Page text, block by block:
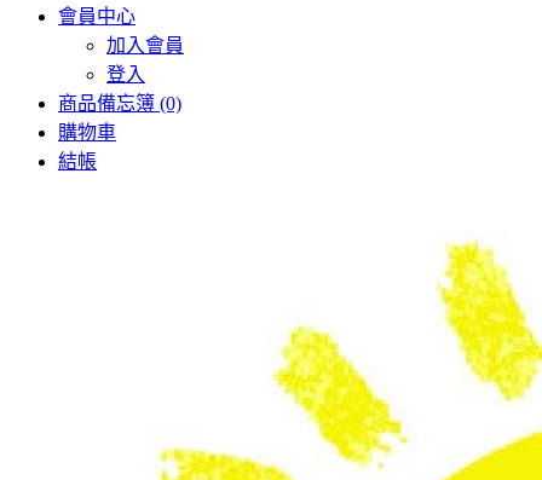
會員中心
加入會員
登入
商品備忘簿 (0)
購物車
結帳